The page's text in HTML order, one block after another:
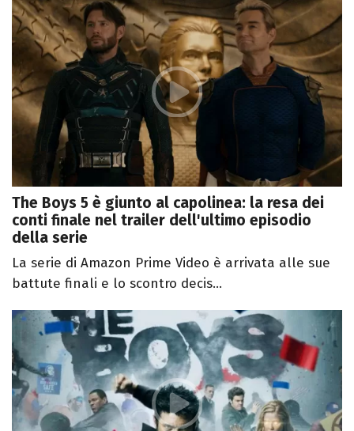
The Boys 5 è giunto al capolinea: la resa dei
conti finale nel trailer dell'ultimo episodio
della serie
La serie di Amazon Prime Video è arrivata alle sue
battute finali e lo scontro decis...